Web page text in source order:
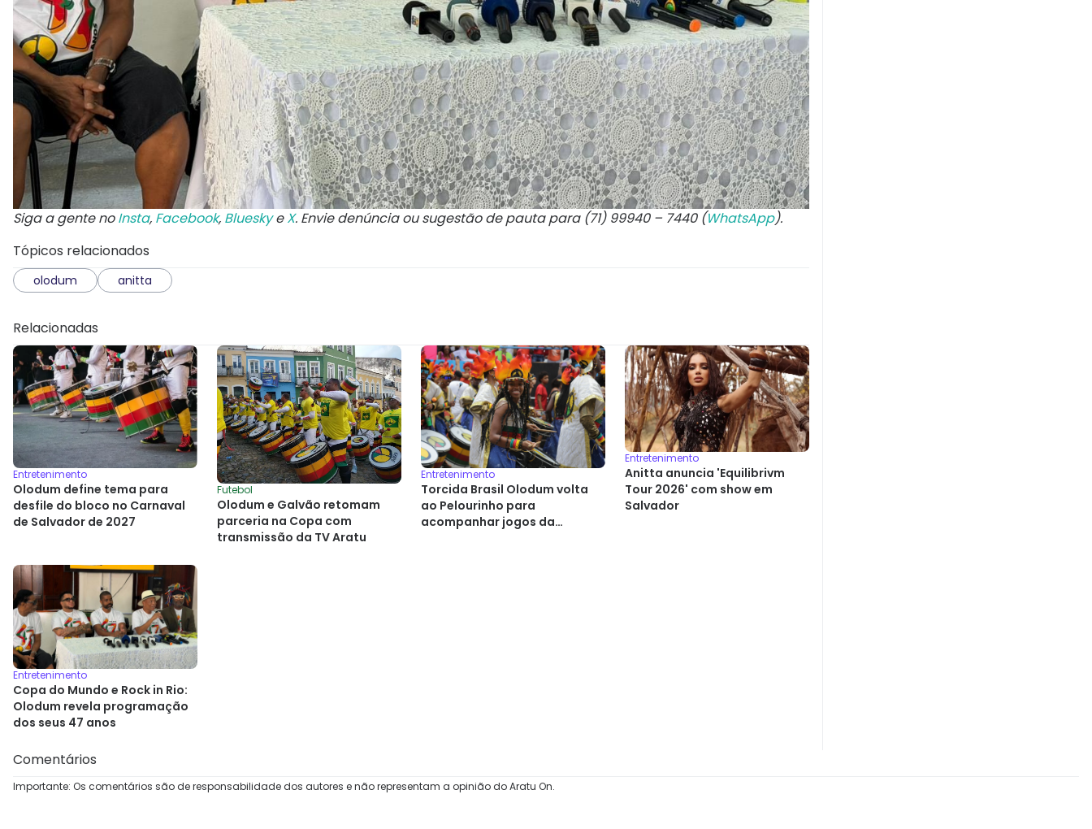
Siga a gente noInsta, Facebook, BlueskyeX. Envie denúncia ou sugestão de pauta para (71) 99940 – 7440 (WhatsApp).
Tópicos relacionados
olodum anitta
Relacionadas
Entretenimento
Olodum define tema para
desfile do bloco no Carnaval
de Salvador de 2027
Futebol
Olodum e Galvão retomam
parceria na Copa com
transmissão da TV Aratu
Entretenimento
Torcida Brasil Olodum volta
ao Pelourinho para
acompanhar jogos da
Entretenimento
Anitta anuncia 'Equilibrivm
Tour 2026' com show em
Salvador
Entretenimento
Copa do Mundo e Rock in Rio:
Olodum revela programação
dos seus 47 anos
Comentários
Importante: Os comentários são de responsabilidade dos autores e não representam a opinião do Aratu On.